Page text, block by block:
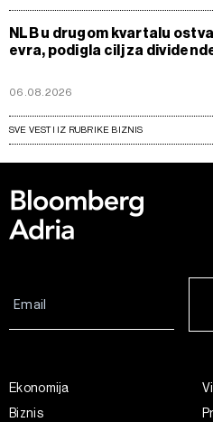
NLB u drugom kvartalu
evra, podigla cilj za
06.08.2026
SVE VESTI IZ RUBRIKE BIZNIS
Ekonomija
Biznis